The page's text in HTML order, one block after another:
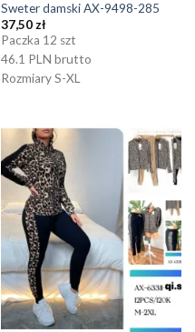
Sweter damski AX-9498-285
37,50zł
Paczka 12 szt
46.1 PLN brutto
Rozmiary S-XL